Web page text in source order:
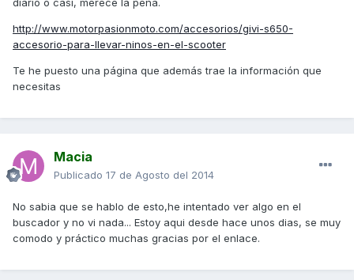
diario o casi, merece la pena.
http://www.motorpasionmoto.com/accesorios/givi-s650-
accesorio-para-llevar-ninos-en-el-scooter
Te he puesto una página que además trae la información que
necesitas
Macia
Publicado 17 de Agosto del 2014
No sabia que se hablo de esto,he intentado ver algo en el
buscador y no vi nada... Estoy aqui desde hace unos dias, se muy
comodo y práctico muchas gracias por el enlace.